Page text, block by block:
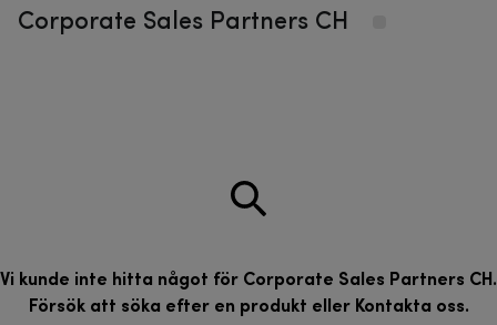
Corporate Sales Partners CH
Vi kunde inte hitta något för Corporate Sales Partners CH.
Försök att söka efter en produkt eller Kontakta oss.